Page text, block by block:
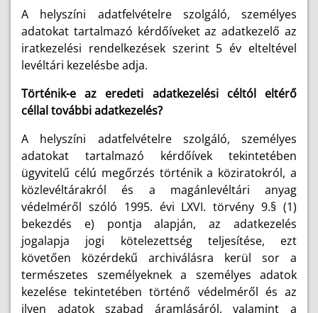
A helyszíni adatfelvételre szolgáló, személyes
adatokat tartalmazó kérdőíveket az adatkezelő az
iratkezelési rendelkezések szerint 5 év elteltével
levéltári kezelésbe adja.
Történik-e az eredeti adatkezelési céltól eltérő
céllal további adatkezelés?
A helyszíni adatfelvételre szolgáló, személyes
adatokat tartalmazó kérdőívek tekintetében
ügyvitelű célú megőrzés történik a köziratokról, a
közlevéltárakról és a magánlevéltári anyag
védelméről szóló 1995. évi LXVI. törvény 9.§ (1)
bekezdés e) pontja alapján, az adatkezelés
jogalapja jogi kötelezettség teljesítése, ezt
követően közérdekű archiválásra kerül sor a
természetes személyeknek a személyes adatok
kezelése tekintetében történő védelméről és az
ilyen adatok szabad áramlásáról, valamint a